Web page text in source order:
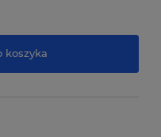
koszyka